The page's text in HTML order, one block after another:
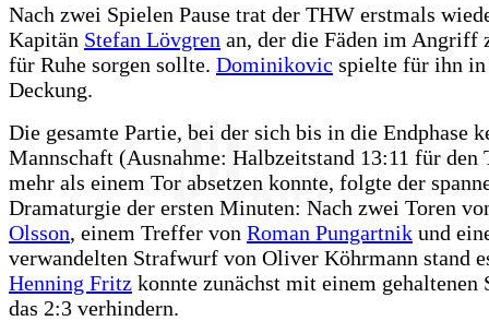
Nach zwei Spielen Pause trat der THW erstmals
Kapitän Stefan Lövgren an, der die Fäden im Angriff
für Ruhe sorgen sollte. Dominikovic spielte für ihn in
Deckung.
Die gesamte Partie, bei der sich bis in die Endphase
Mannschaft (Ausnahme: Halbzeitstand 13:11 für
mehr als einem Tor absetzen konnte, folgte der
Dramaturgie der ersten Minuten: Nach zwei Toren
Olsson, einem Treffer von Roman Pungartnik und
verwandelten Strafwurf von Oliver Köhrmann stand
Henning Fritz konnte zunächst mit einem gehaltenen
das 2:3 verhindern.